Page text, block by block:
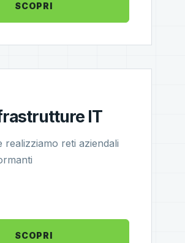
SCOPRI
IT
realizziamo reti aziendali
SCOPRI